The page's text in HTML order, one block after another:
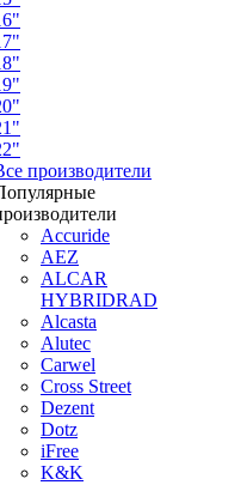
производители
Accuride
AEZ
ALCAR
HYBRIDRAD
Alcasta
Alutec
Carwel
Cross Street
Dezent
Dotz
iFree
K&K